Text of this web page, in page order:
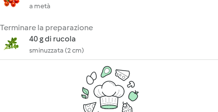
a metà
Terminare la preparazione
40 g di rucola
sminuzzata (2 cm)